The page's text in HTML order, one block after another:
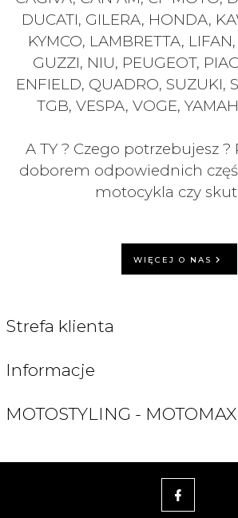
DUCATI, GILERA, HONDA,
KYMCO, LAMBRETTA,
GUZZI, NIU, PEUGEOT,
ENFIELD, QUADRO, SUZUKI,
TGB, VESPA, VOGE,
A TY ? Czego potrzebujesz
doborem odpowiednich
motocykla czy
WIĘCEJ O NAS
Strefa klienta
Informacje
MOTOSTYLING -